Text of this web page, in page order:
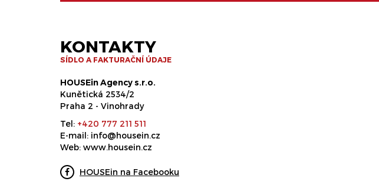
KONTAKTY
SÍDLO A FAKTURAČNÍ ÚDAJE
HOUSEin Agency s.r.o.
Kunětická 2534/2
Praha 2 - Vinohrady
Tel: +420 777 211 511
E-mail: info@housein.cz
Web: www.housein.cz
HOUSEin na Facebooku